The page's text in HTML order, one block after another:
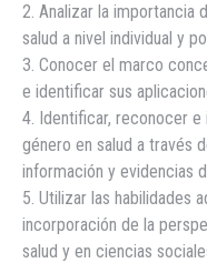
2. Analizar la importancia
salud a nivel individual y
3. Conocer el marco
e identificar sus
4. Identificar, reconocer
género en salud a través
información y evidencias
5. Utilizar las habilidades
incorporación de la
salud y en ciencias